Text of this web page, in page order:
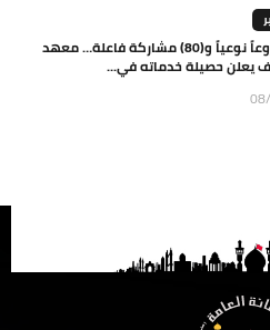
بـ(18) مشروعاً نوعياً و(80) مشاركة فاعلة… معهد
يعلن حصيلة خدماته في...